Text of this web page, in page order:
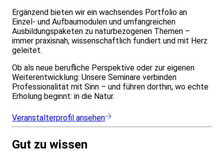
Ergänzend bieten wir ein wachsendes Portfolio an
Einzel- und Aufbaumodulen und umfangreichen
Ausbildungspaketen zu naturbezogenen Themen –
immer praxisnah, wissenschaftlich fundiert und mit Herz
geleitet.
Ob als neue berufliche Perspektive oder zur eigenen
Weiterentwicklung: Unsere Seminare verbinden
Professionalität mit Sinn – und führen dorthin, wo echte
Erholung beginnt: in die Natur.
Veranstalterprofil ansehen
Gut zu wissen